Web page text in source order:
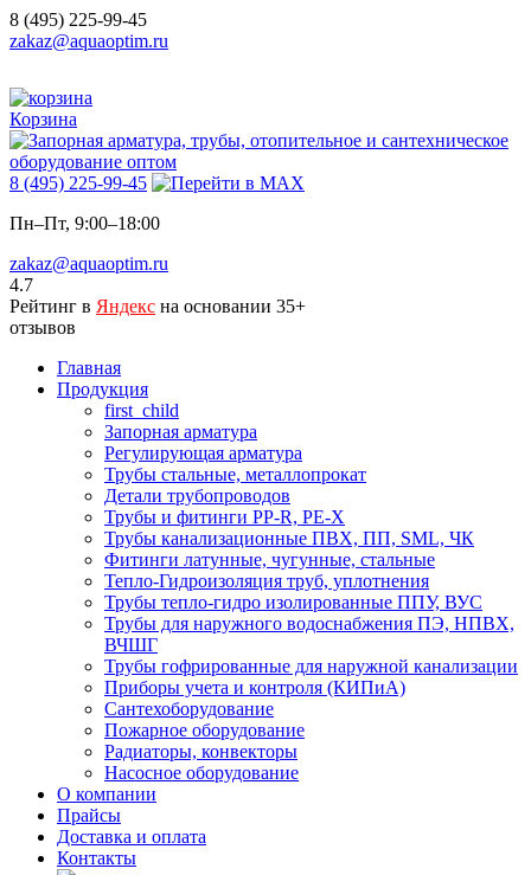
8 (495) 225-99-45
zakaz@aquaoptim.ru
Корзина
8 (495) 225-99-45
Пн–Пт, 9:00–18:00
zakaz@aquaoptim.ru
4.7
Рейтинг в Яндекс на основании 35+
отзывов
Главная
Продукция
first_child
Запорная арматура
Регулирующая арматура
Трубы стальные, металлопрокат
Детали трубопроводов
Трубы и фитинги PP-R, PE-X
Трубы канализационные ПВХ, ПП, SML, ЧК
Фитинги латунные, чугунные, стальные
Тепло-Гидроизоляция труб, уплотнения
Трубы тепло-гидро изолированные ППУ, ВУС
Трубы для наружного водоснабжения ПЭ, НПВХ,
ВЧШГ
Трубы гофрированные для наружной канализации
Приборы учета и контроля (КИПиА)
Сантехоборудование
Пожарное оборудование
Радиаторы, конвекторы
Насосное оборудование
О компании
Прайсы
Доставка и оплата
Контакты